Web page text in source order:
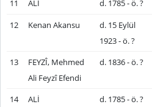
11 ALİ d. 1785 - ö. ?
12 Kenan Akansu
d. 15 Eylül
1923 - ö. ?
13
FEYZÎ, Mehmed
Ali Feyzî Efendi
d. 1836 - ö. ?
14 ALİ d. 1785 - ö. ?